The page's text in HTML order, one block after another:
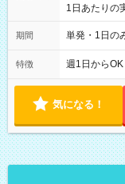
1日あたりの
間は 試験に
期間 単発・1日の
特徴 週1日から
気になる！